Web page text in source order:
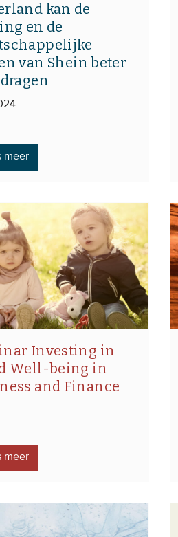
kan de
en de
van Shein beter
meer
Investing in
Well-being in
and Finance
meer